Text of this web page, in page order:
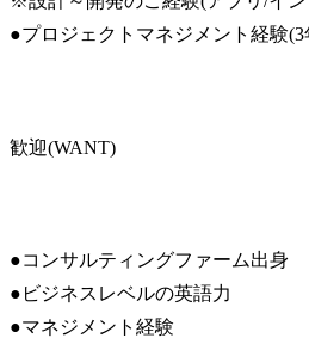
●プロジェクトマネジメント経験(3
歓迎(WANT)
●コンサルティングファーム出身
●ビジネスレベルの英語力
●マネジメント経験